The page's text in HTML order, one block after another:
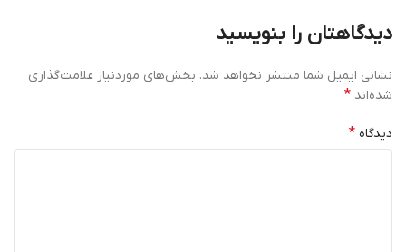
دیدگاهتان را بنویسید
نشانی ایمیل شما منتشر نخواهد شد. بخش‌های موردنیاز علامت‌گذاری
شده‌اند *
دیدگاه *